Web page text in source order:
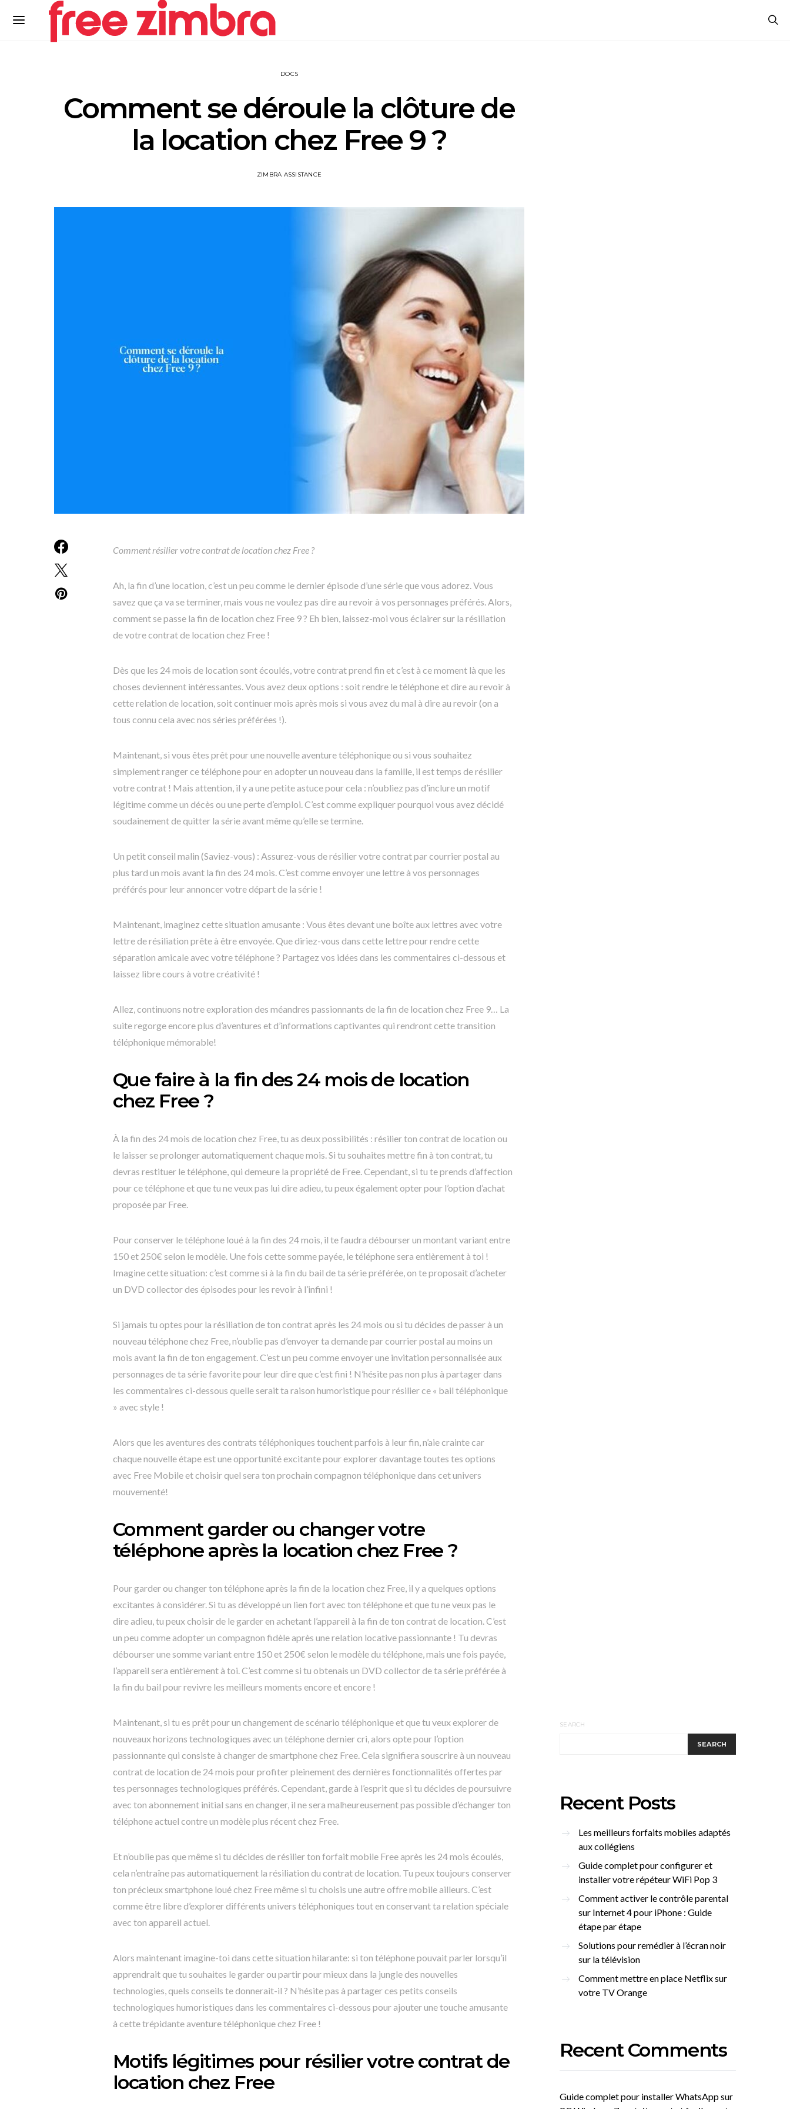
DOCS
Comment se déroule la clôture de
la location chez Free 9 ?
ZIMBRA ASSISTANCE
Comment résilier votre contrat de location chez Free ?
Ah, la fin d’une location, c’est un peu comme le dernier épisode d’une série que vous adorez. Vous
savez que ça va se terminer, mais vous ne voulez pas dire au revoir à vos personnages préférés. Alors,
comment se passe la fin de location chez Free 9 ? Eh bien, laissez-moi vous éclairer sur la résiliation
de votre contrat de location chez Free !
Dès que les 24 mois de location sont écoulés, votre contrat prend fin et c’est à ce moment là que les
choses deviennent intéressantes. Vous avez deux options : soit rendre le téléphone et dire au revoir à
cette relation de location, soit continuer mois après mois si vous avez du mal à dire au revoir (on a
tous connu cela avec nos séries préférées !).
Maintenant, si vous êtes prêt pour une nouvelle aventure téléphonique ou si vous souhaitez
simplement ranger ce téléphone pour en adopter un nouveau dans la famille, il est temps de résilier
votre contrat ! Mais attention, il y a une petite astuce pour cela : n’oubliez pas d’inclure un motif
légitime comme un décès ou une perte d’emploi. C’est comme expliquer pourquoi vous avez décidé
soudainement de quitter la série avant même qu’elle se termine.
Un petit conseil malin (Saviez-vous) : Assurez-vous de résilier votre contrat par courrier postal au
plus tard un mois avant la fin des 24 mois. C’est comme envoyer une lettre à vos personnages
préférés pour leur annoncer votre départ de la série !
Maintenant, imaginez cette situation amusante : Vous êtes devant une boîte aux lettres avec votre
lettre de résiliation prête à être envoyée. Que diriez-vous dans cette lettre pour rendre cette
séparation amicale avec votre téléphone ? Partagez vos idées dans les commentaires ci-dessous et
laissez libre cours à votre créativité !
Allez, continuons notre exploration des méandres passionnants de la fin de location chez Free 9… La
suite regorge encore plus d’aventures et d’informations captivantes qui rendront cette transition
téléphonique mémorable!
Que faire à la fin des 24 mois de location
chez Free ?
À la fin des 24 mois de location chez Free, tu as deux possibilités : résilier ton contrat de location ou
le laisser se prolonger automatiquement chaque mois. Si tu souhaites mettre fin à ton contrat, tu
devras restituer le téléphone, qui demeure la propriété de Free. Cependant, si tu te prends d’affection
pour ce téléphone et que tu ne veux pas lui dire adieu, tu peux également opter pour l’option d’achat
proposée par Free.
Pour conserver le téléphone loué à la fin des 24 mois, il te faudra débourser un montant variant entre
150 et 250€ selon le modèle. Une fois cette somme payée, le téléphone sera entièrement à toi !
Imagine cette situation: c’est comme si à la fin du bail de ta série préférée, on te proposait d’acheter
un DVD collector des épisodes pour les revoir à l’infini !
Si jamais tu optes pour la résiliation de ton contrat après les 24 mois ou si tu décides de passer à un
nouveau téléphone chez Free, n’oublie pas d’envoyer ta demande par courrier postal au moins un
mois avant la fin de ton engagement. C’est un peu comme envoyer une invitation personnalisée aux
personnages de ta série favorite pour leur dire que c’est fini ! N’hésite pas non plus à partager dans
les commentaires ci-dessous quelle serait ta raison humoristique pour résilier ce « bail téléphonique
» avec style !
Alors que les aventures des contrats téléphoniques touchent parfois à leur fin, n’aie crainte car
chaque nouvelle étape est une opportunité excitante pour explorer davantage toutes tes options
avec Free Mobile et choisir quel sera ton prochain compagnon téléphonique dans cet univers
mouvementé!
Comment garder ou changer votre
téléphone après la location chez Free ?
Pour garder ou changer ton téléphone après la fin de la location chez Free, il y a quelques options
excitantes à considérer. Si tu as développé un lien fort avec ton téléphone et que tu ne veux pas le
dire adieu, tu peux choisir de le garder en achetant l’appareil à la fin de ton contrat de location. C’est
un peu comme adopter un compagnon fidèle après une relation locative passionnante ! Tu devras
débourser une somme variant entre 150 et 250€ selon le modèle du téléphone, mais une fois payée,
l’appareil sera entièrement à toi. C’est comme si tu obtenais un DVD collector de ta série préférée à
la fin du bail pour revivre les meilleurs moments encore et encore !
Maintenant, si tu es prêt pour un changement de scénario téléphonique et que tu veux explorer de
nouveaux horizons technologiques avec un téléphone dernier cri, alors opte pour l’option
passionnante qui consiste à changer de smartphone chez Free. Cela signifiera souscrire à un nouveau
contrat de location de 24 mois pour profiter pleinement des dernières fonctionnalités offertes par
tes personnages technologiques préférés. Cependant, garde à l’esprit que si tu décides de poursuivre
avec ton abonnement initial sans en changer, il ne sera malheureusement pas possible d’échanger ton
téléphone actuel contre un modèle plus récent chez Free.
Et n’oublie pas que même si tu décides de résilier ton forfait mobile Free après les 24 mois écoulés,
cela n’entraîne pas automatiquement la résiliation du contrat de location. Tu peux toujours conserver
ton précieux smartphone loué chez Free même si tu choisis une autre offre mobile ailleurs. C’est
comme être libre d’explorer différents univers téléphoniques tout en conservant ta relation spéciale
avec ton appareil actuel.
Alors maintenant imagine-toi dans cette situation hilarante: si ton téléphone pouvait parler lorsqu’il
apprendrait que tu souhaites le garder ou partir pour mieux dans la jungle des nouvelles
technologies, quels conseils te donnerait-il ? N’hésite pas à partager ces petits conseils
technologiques humoristiques dans les commentaires ci-dessous pour ajouter une touche amusante
à cette trépidante aventure téléphonique chez Free !
Motifs légitimes pour résilier votre contrat de
location chez Free
SEARCH
SEARCH
Recent Posts
Les meilleurs forfaits mobiles adaptés
aux collégiens
Guide complet pour configurer et
installer votre répéteur WiFi Pop 3
Comment activer le contrôle parental
sur Internet 4 pour iPhone : Guide
étape par étape
Solutions pour remédier à l’écran noir
sur la télévision
Comment mettre en place Netflix sur
votre TV Orange
Recent Comments
Guide complet pour installer WhatsApp sur